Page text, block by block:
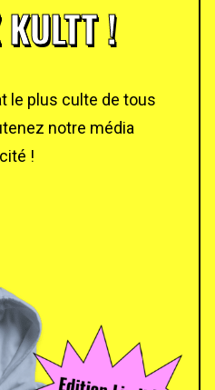
KULTT !
le plus culte de tous
notre média
!